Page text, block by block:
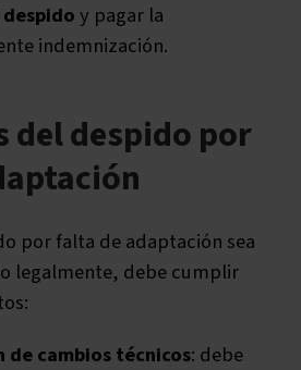
y pagar la
indemnización.
del despido por
por falta de adaptación sea
legalmente, debe cumplir
de cambios técnicos: debe